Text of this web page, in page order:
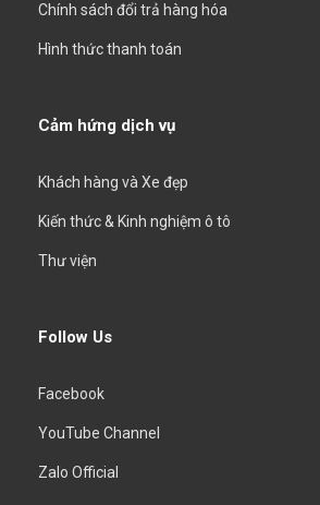
Chính sách đổi trả hàng hóa
Hình thức thanh toán
Cảm hứng dịch vụ
Khách hàng và Xe đẹp
Kiến thức & Kinh nghiệm ô tô
Thư viện
Follow Us
Facebook
YouTube Channel
Zalo Official